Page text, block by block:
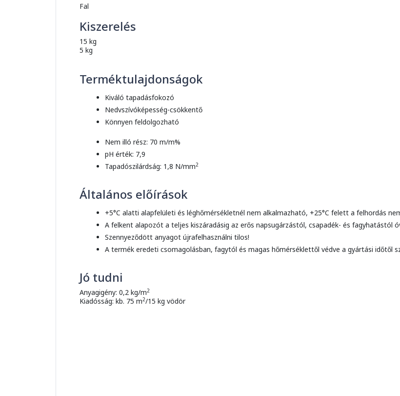
Fal
Kiszerelés
15 kg
5 kg
Terméktulajdonságok
Kiváló tapadásfokozó
Nedvszívóképesség-csökkentő
Könnyen feldolgozható
Nem illó rész: 70 m/m%
pH érték: 7,9
Tapadószilárdság: 1,8 N/mm2
Általános előírások
+5°C alatti alapfelületi és léghőmérsékletnél nem alkalmazható, +25°C felett a felhordás
A felkent alapozót a teljes kiszáradásig az erős napsugárzástól, csapadék- és fagyhatástól
Szennyeződött anyagot újrafelhasználni tilos!
A termék eredeti csomagolásban, fagytól és magas hőmérséklettől védve a gyártási időtől
Jó tudni
Anyagigény: 0,2 kg/m2
Kiadósság: kb. 75 m2/15 kg vödör